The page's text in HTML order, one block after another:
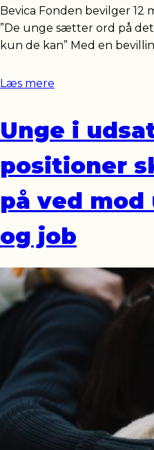
Bevica Fonden bevilger 12
”De unge sætter ord på
kun de kan” Med en
Læs mere
Unge i
positioner
på ved mod
og job